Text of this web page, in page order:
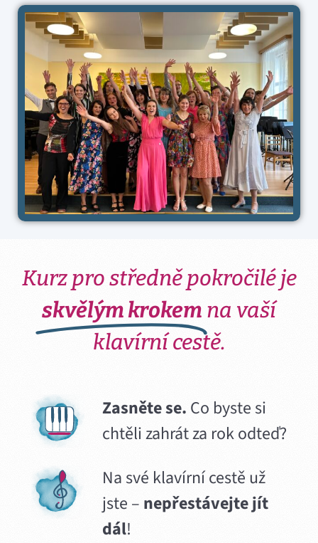
Kurz pro středně pokročilé je
skvělým krokem na vaší
klavírní cestě.
Zasněte se. Co byste si
chtěli zahrát za rok odteď?
Na své klavírní cestě už
jste – nepřestávejte jít
dál!